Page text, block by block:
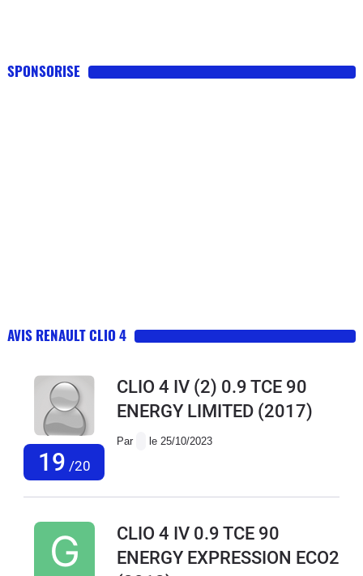
SPONSORISE
AVIS RENAULT CLIO 4
19 /20
CLIO 4 IV (2) 0.9 TCE 90
ENERGY LIMITED (2017)
Par le 25/10/2023
CLIO 4 IV 0.9 TCE 90
ENERGY EXPRESSION ECO2